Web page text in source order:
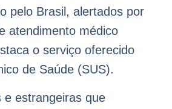
pelo Brasil, alertados por
atendimento médico
o serviço oferecido
de Saúde (SUS).
e estrangeiras que